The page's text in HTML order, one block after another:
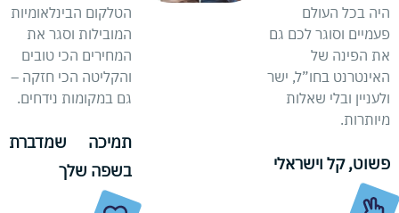
היה בכל העולם
פעמיים וסוגר לכם גם
את הפינה של
האינטרנט בחו”ל, ישר
ולעניין ובלי שאלות
מיותרות.
פשוט, קל וישראלי
הטלקום הבינלאומיות
המובילות וסגר את
המחירים הכי טובים
והקליטה הכי חזקה –
גם במקומות נידחים.
תמיכה שמדברת
בשפה שלך